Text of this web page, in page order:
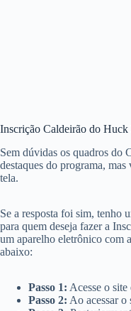
Inscrição Caldeirão do Huck
Sem dúvidas os quadros do
destaques do programa,
tela.
Se a resposta foi sim, tenho
para quem deseja fazer a
um aparelho eletrônico com
abaixo:
Passo 1: Acesse o
Passo 2: Ao acessar o